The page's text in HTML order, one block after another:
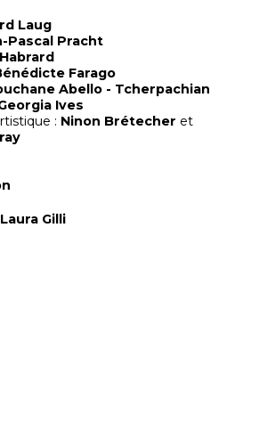
Laug
Pascal Pracht
Farago
Abello - Tcherpachian
Ives
: Ninon Brétecher et
Laura Gilli